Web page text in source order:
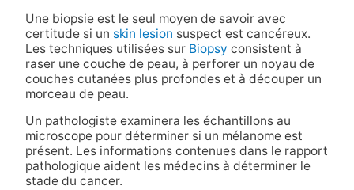
Une biopsie est le seul moyen de savoir avec
certitude si un skin lesion suspect est cancéreux.
Les techniques utilisées sur Biopsy consistent à
raser une couche de peau, à perforer un noyau de
couches cutanées plus profondes et à découper un
morceau de peau.
Un pathologiste examinera les échantillons au
microscope pour déterminer si un mélanome est
présent. Les informations contenues dans le rapport
pathologique aident les médecins à déterminer le
stade du cancer.